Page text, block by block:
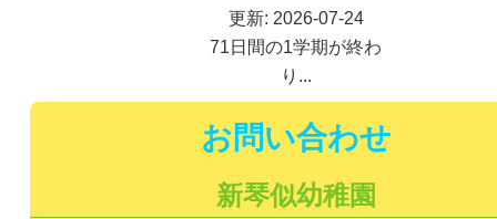
更新: 2026-07-24
71日間の1学期が終わ
り...
お問い合わせ
新琴似幼稚園